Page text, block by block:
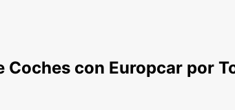
Coches con Europcar por